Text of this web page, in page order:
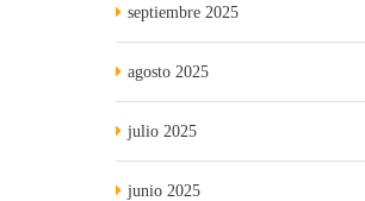
septiembre 2025
agosto 2025
julio 2025
junio 2025